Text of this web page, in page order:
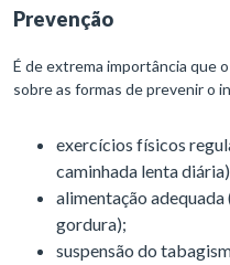
Prevenção
É de extrema importância que
sobre as formas de prevenir o
exercícios físicos
caminhada lenta
alimentação
gordura);
suspensão do